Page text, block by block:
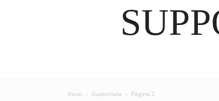
Inicio Guatemala Página 2